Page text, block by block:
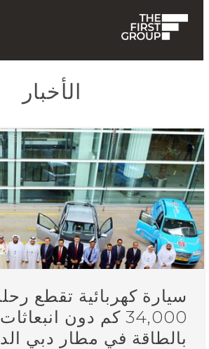
الأخبار
سيارة كهربائية تقطع
34,000 كم دون
بالطاقة في مطار دبي